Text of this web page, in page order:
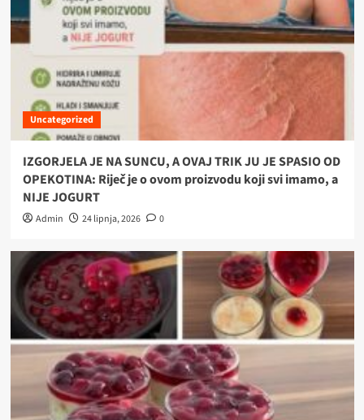
Uncategorized
IZGORJELA JE NA SUNCU, A OVAJ TRIK JU JE SPASIO OD
OPEKOTINA: Riječ je o ovom proizvodu koji svi imamo, a
NIJE JOGURT
Admin 24 lipnja, 2026 0